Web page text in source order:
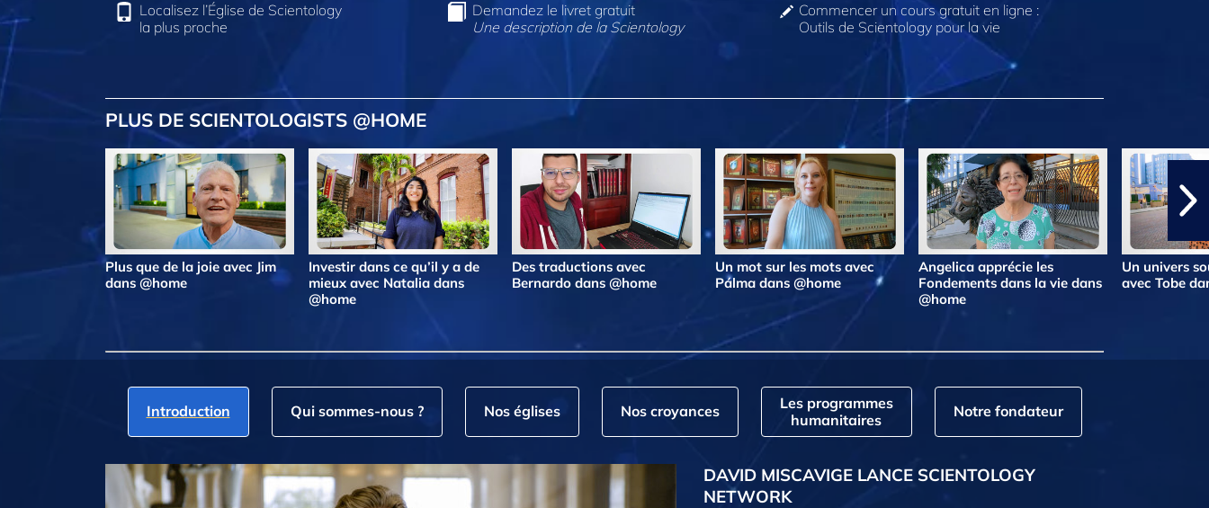
Localisez l’Église de Scientology
la plus proche
Demandez le livret gratuit
Une description de la Scientology
Commencer un cours gratuit en ligne :
Outils de Scientology pour la vie
PLUS DE SCIENTOLOGISTS @HOME
Plus que de la joie avec Jim
dans @home
Investir dans ce qu’il y a de
mieux avec Natalia dans
@home
Des traductions avec
Bernardo dans @home
Un mot sur les mots avec
Pálma dans @home
Angelica apprécie les
Fondements dans la vie dans
@home
Un univers
avec Tobe
Introduction Qui sommes‑nous ? Nos églises Nos croyances
Les programmes
humanitaires
Notre fondateur
DAVID MISCAVIGE LANCE SCIENTOLOGY
NETWORK